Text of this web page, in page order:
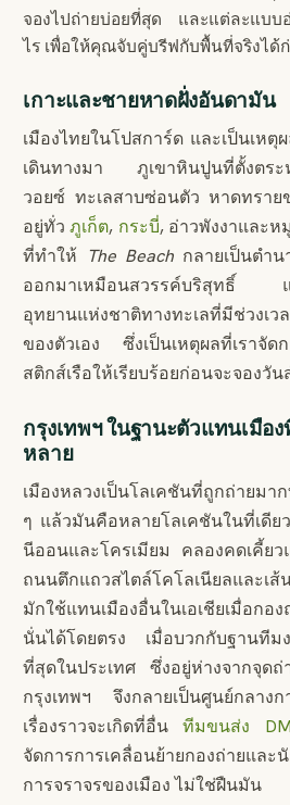
จองไปถ่ายบ่อยที่สุด และแต่ละแบบ
ไร เพื่อให้คุณจับคู่บรีฟกับพื้นที่จริงได้
เกาะและชายหาดฝั่งอันดามัน
เมืองไทยในโปสการ์ด และเป็นเหตุ
เดินทางมา ภูเขาหินปูนที่ตั้งตระ
วอยซ์ ทะเลสาบซ่อนตัว หาดทราย
อยู่ทั่วภูเก็ต, กระบี่, อ่าวพังงาและ
ที่ทำให้ The Beach กลายเป็นตำ
ออกมาเหมือนสวรรค์บริสุทธิ์ แ
อุทยานแห่งชาติทางทะเลที่มีช่วงเว
ของตัวเอง ซึ่งเป็นเหตุผลที่เราจัด
สติกส์เรือให้เรียบร้อยก่อนจะจองวั
กรุงเทพฯ ในฐานะตัวแทนเมือ
หลาย
เมืองหลวงเป็นโลเคชันที่ถูกถ่ายมา
ๆ แล้วมันคือหลายโลเคชันในที่เดีย
นีออนและโครเมียม คลองคดเคี้ย
ถนนตึกแถวสไตล์โคโลเนียลและ
มักใช้แทนเมืองอื่นในเอเชียเมื่อกอ
นั่นได้โดยตรง เมื่อบวกกับฐานทีม
ที่สุดในประเทศ ซึ่งอยู่ห่างจากจุด
กรุงเทพฯ จึงกลายเป็นศูนย์กลาง
เรื่องราวจะเกิดที่อื่นทีมขนส่ง
จัดการการเคลื่อนย้ายกองถ่ายและ
การจราจรของเมือง ไม่ใช่ฝืนมัน